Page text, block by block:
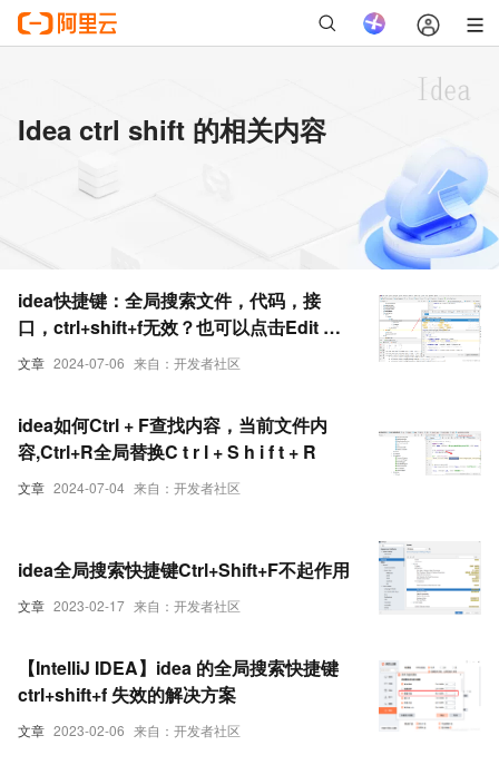
Idea ctrl shift 的相关内容
文章 2024-07-06 来自：开发者社区
idea快捷键：全局搜索文件，代码，接
口，ctrl+shift+f无效？也可以点击Edit 点
击Find Replace in path
文章 2024-07-04 来自：开发者社区
idea如何Ctrl + F查找内容，当前文件内
容,Ctrl+R全局替换C t r l + S h i f t + R
文章 2023-02-17 来自：开发者社区
idea全局搜索快捷键Ctrl+Shift+F不起作用
文章 2023-02-06 来自：开发者社区
【IntelliJ IDEA】idea 的全局搜索快捷键
ctrl+shift+f 失效的解决方案